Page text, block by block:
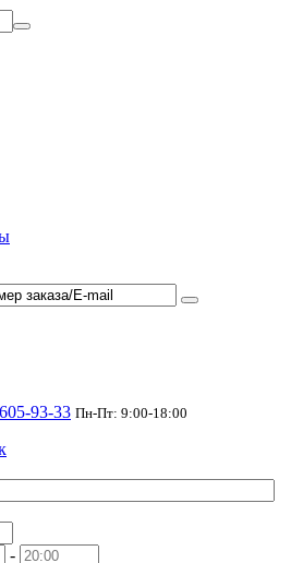
93-33 Пн-Пт: 9:00-18:00
-